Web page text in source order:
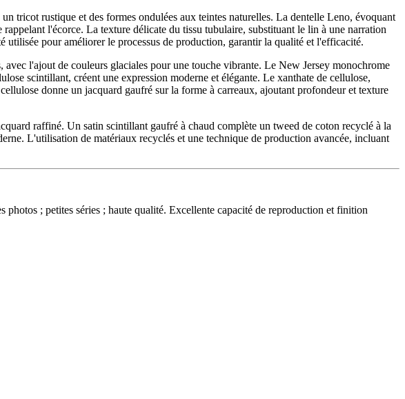
tricot rustique et des formes ondulées aux teintes naturelles. La dentelle Leno, évoquant
l'écorce. La texture délicate du tissu tubulaire, substituant le lin à une narration
utilisée pour améliorer le processus de production, garantir la qualité et l'efficacité.
l'ajout de couleurs glaciales pour une touche vibrante. Le New Jersey monochrome
scintillant, créent une expression moderne et élégante. Le xanthate de cellulose,
donne un jacquard gaufré sur la forme à carreaux, ajoutant profondeur et texture
raffiné. Un satin scintillant gaufré à chaud complète un tweed de coton recyclé à la
L'utilisation de matériaux recyclés et une technique de production avancée, incluant
; petites séries ; haute qualité. Excellente capacité de reproduction et finition